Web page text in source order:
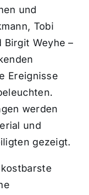
und
Tobi
Birgit Weyhe –
Ereignisse
werden
und
gezeigt.